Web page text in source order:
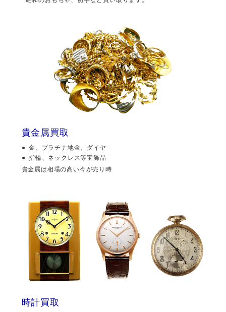
貴金属買取
金、プラチナ地金、ダイヤ
指輪、ネックレス等宝飾品
貴金属は相場の高い今が売り時
時計買取